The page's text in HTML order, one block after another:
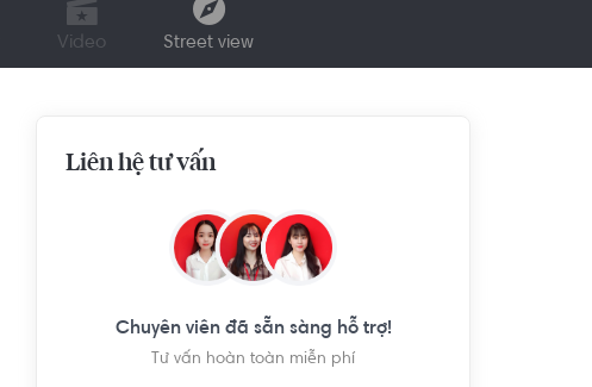
Video Street view
Liên hệ tư vấn
Chuyên viên đã sẵn sàng hỗ trợ!
Tư vấn hoàn toàn miễn phí